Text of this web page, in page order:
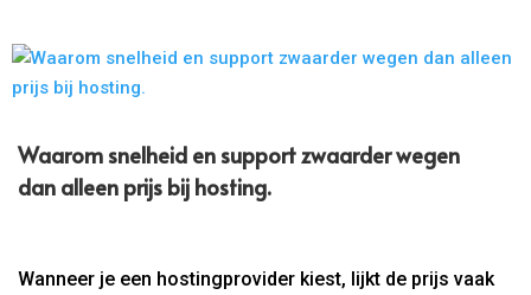
Waarom snelheid en support zwaarder wegen
dan alleen prijs bij hosting.​
Wanneer je een hostingprovider kiest, lijkt de prijs vaak